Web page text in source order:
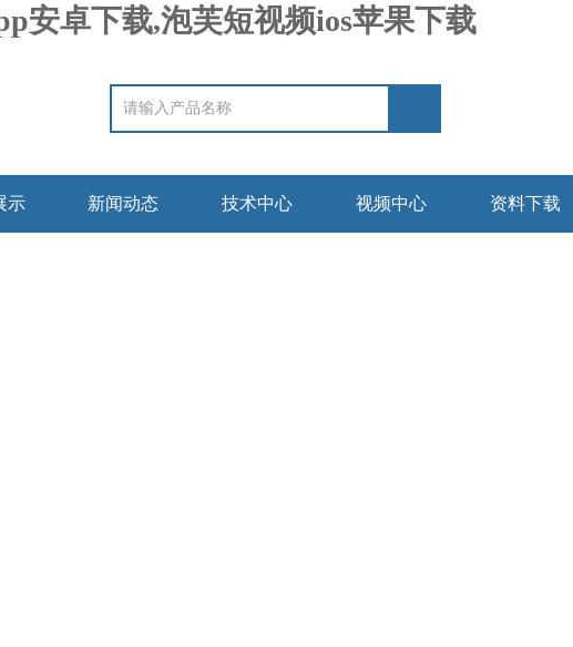
安卓下载,泡芙短视频ios苹果下载
示 新闻动态 技术中心 视频中心 资料下载